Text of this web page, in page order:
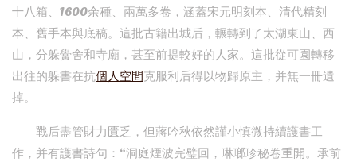
十八箱、1600余種、兩萬多卷，涵蓋宋元明刻本、清代精刻
本、舊手本與底稿。這批古籍出城后，輾轉到了太湖東山、西
山，分躲黌舍和寺廟，甚至前提較好的人家。這批從可園轉移
出往的躲書在抗個人空間克服利后得以物歸原主，并無一冊遺
掉。
戰后盡管財力匱乏，但蔣吟秋依然謹小慎微持續護書工
作，并有護書詩句：“洞庭煙波完璧回，琳瑯珍秘卷重開。承前